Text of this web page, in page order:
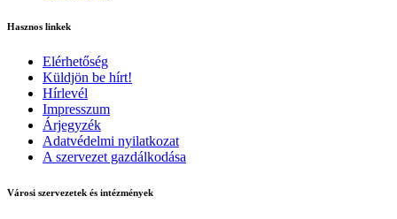
Hasznos linkek
Elérhetőség
Küldjön be hírt!
Hírlevél
Impresszum
Árjegyzék
Adatvédelmi nyilatkozat
A szervezet gazdálkodása
Városi szervezetek és intézmények